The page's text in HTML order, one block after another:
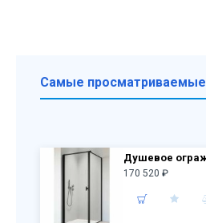
Самые просматриваемые
170 520 ₽